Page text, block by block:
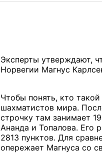
Эксперты утверждают,
Норвегии Магнус
Чтобы понять, кто
шахматистов мира.
строчку там занимает
Ананда и Топалова. Его
2813 пунктов. Для
опережает Магнуса со